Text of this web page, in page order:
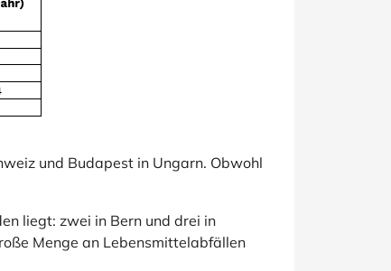
und Budapest in Ungarn. Obwohl
liegt: zwei in Bern und drei in
Menge an Lebensmittelabfällen